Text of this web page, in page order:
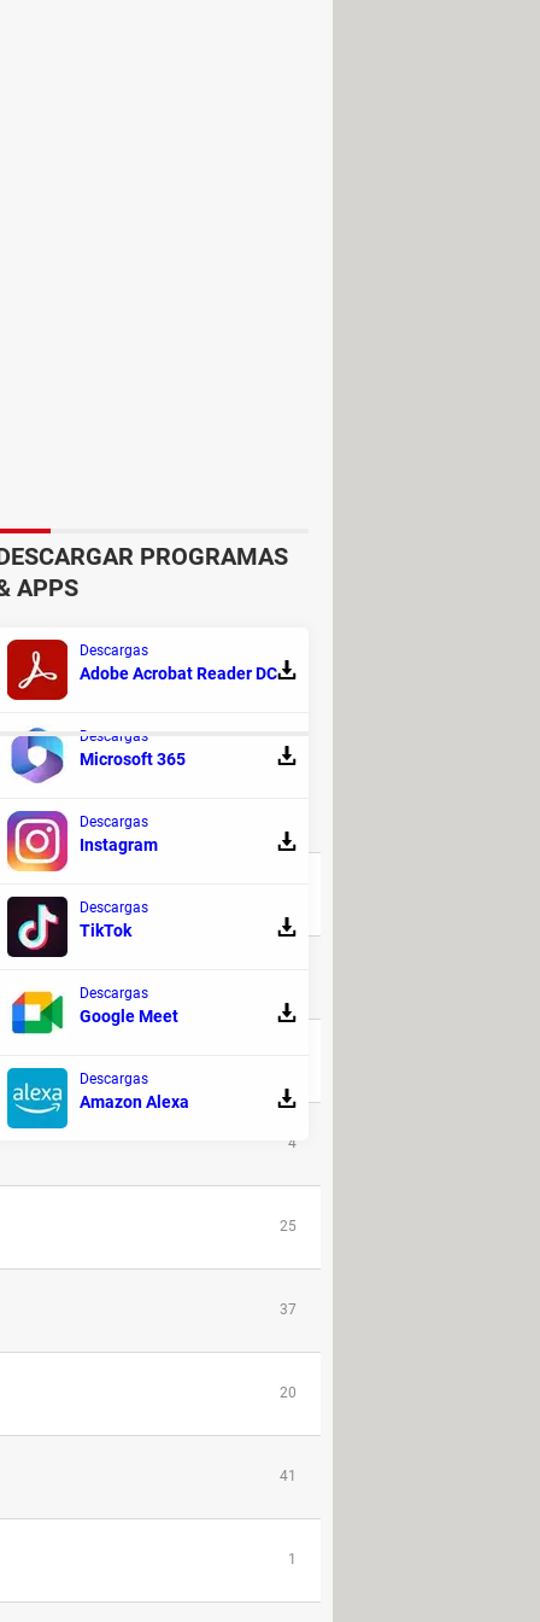
DISCUSIÓN!
4
25
37
20
41
1
PROGRAMAS
APPS
Descargas
Adobe Acrobat Reader DC
Descargas
Microsoft 365
Descargas
Instagram
Descargas
TikTok
Descargas
Google Meet
Descargas
Amazon Alexa